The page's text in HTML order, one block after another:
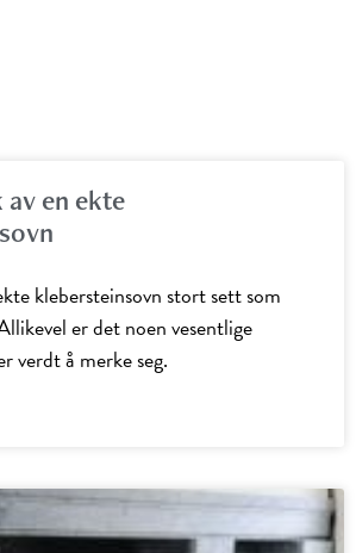
en ekte
klebersteinsovn stort sett som
er det noen vesentlige
verdt å merke seg.